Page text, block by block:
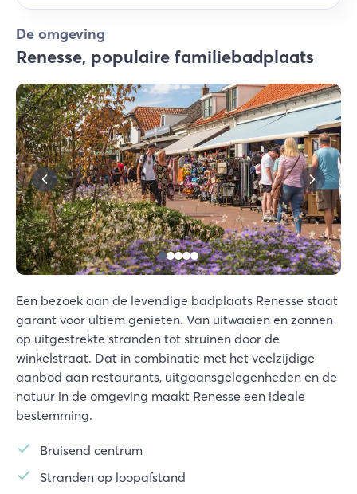
De omgeving
Renesse, populaire familiebadplaats
Een bezoek aan de levendige badplaats Renesse staat
garant voor ultiem genieten. Van uitwaaien en zonnen
op uitgestrekte stranden tot struinen door de
winkelstraat. Dat in combinatie met het veelzijdige
aanbod aan restaurants, uitgaansgelegenheden en de
natuur in de omgeving maakt Renesse een ideale
bestemming.
Bruisend centrum
Stranden op loopafstand